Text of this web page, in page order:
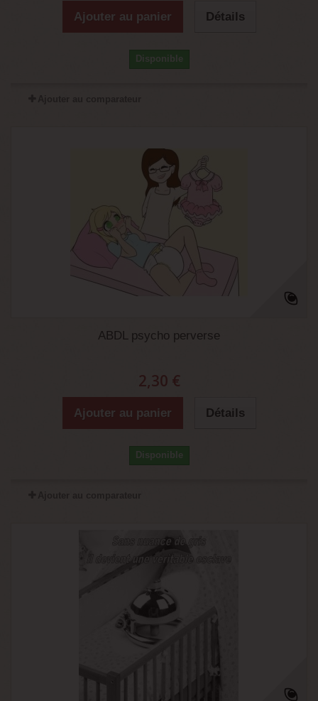
Ajouter au panier Détails
Disponible
ABDL psycho perverse
2,30 €
Ajouter au panier Détails
Disponible